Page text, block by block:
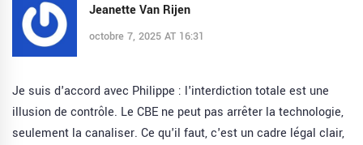
Jeanette Van Rijen
octobre 7, 2025 AT 16:31
Je suis d'accord avec Philippe : l'interdiction totale est une
illusion de contrôle. Le CBE ne peut pas arrêter la technologie,
seulement la canaliser. Ce qu'il faut, c'est un cadre légal clair,